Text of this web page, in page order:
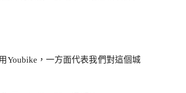
Youbike，一方面代表我們對這個城